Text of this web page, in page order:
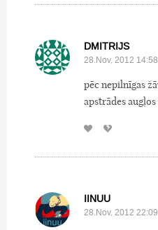
DMITRIJS
28.Nov, 2012 14:58
pēc nepilnīgas
apstrādes
IINUU
28.Nov, 2012 22:09